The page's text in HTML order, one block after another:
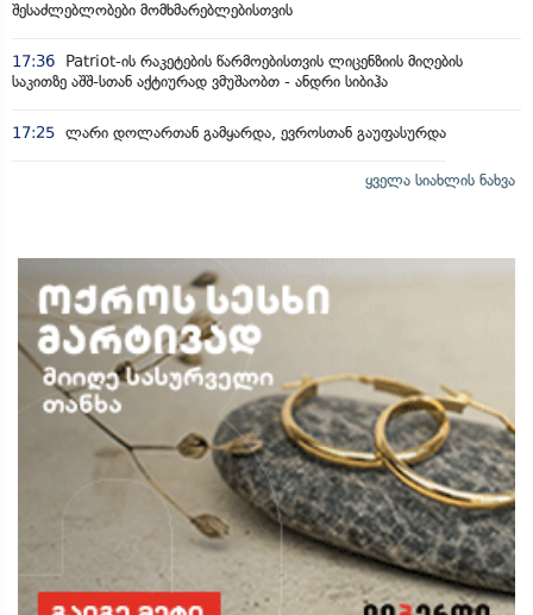
შესაძლებლობები მომხმარებლებისთვის
17:36
Patriot-ის რაკეტების წარმოებისთვის ლიცენზიის მიღების
საკითზე აშშ-სთან აქტიურად ვმუშაობთ - ანდრი სიბიჰა
17:25 ლარი დოლართან გამყარდა, ევროსთან გაუფასურდა
ყველა სიახლის ნახვა